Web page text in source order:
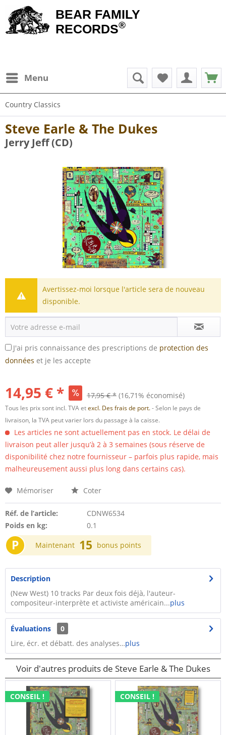
BEAR FAMILY
RECORDS®
Menu
Country Classics
Steve Earle & The Dukes
Jerry Jeff (CD)
Avertissez-moi lorsque l'article sera de nouveau
disponible.
J'ai pris connaissance des prescriptions de protection des
données et je les accepte
14,95 € * 17,95 € * (16,71% économisé)
Tous les prix sont incl. TVA etexcl. Des frais de port.- Selon le pays de
livraison, la TVA peut varier lors du passage à la caisse.
Les articles ne sont actuellement pas en stock. Le délai de
livraison peut aller jusqu’à 2 à 3 semaines (sous réserve de
disponibilité chez notre fournisseur – parfois plus rapide, mais
malheureusement aussi plus long dans certains cas).
Mémoriser Coter
Réf. de l’article:
CDNW6534
Poids en kg:
0.1
P Maintenant 15 bonus points
Description
(New West) 10 tracks Par deux fois déjà, l'auteur-
compositeur-interprète et activiste américain...plus
Évaluations
0
Lire, écr. et débatt. des analyses…plus
Voir d'autres produits de Steve Earle & The Dukes
CONSEIL ! CONSEIL !